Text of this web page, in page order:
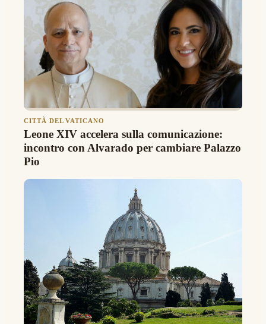
CITTÀ DEL VATICANO
Leone XIV accelera sulla comunicazione:
incontro con Alvarado per cambiare Palazzo
Pio